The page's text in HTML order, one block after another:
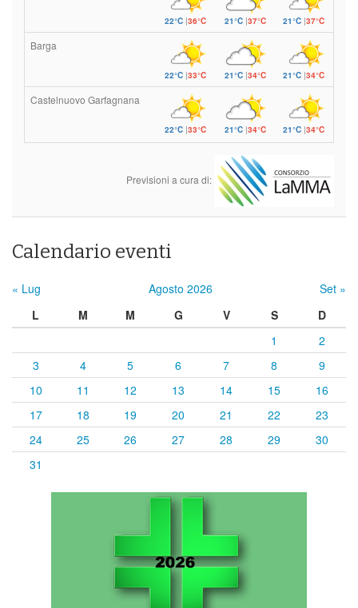
22°C|36°C 21°C|37°C 21°C |37°C
Barga
22°C|33°C 21°C|34°C 21°C |34°C
Castelnuovo Garfagnana
22°C|33°C 21°C|34°C 21°C |34°C
Previsioni a cura di:
Calendario eventi
« Lug Agosto 2026
Set »
L
M M G V S
D
1
2
3
4 5 6 7 8
9
10
11 12 13 14 15
16
17
18 19 20 21 22
23
24
25 26 27 28 29
30
31